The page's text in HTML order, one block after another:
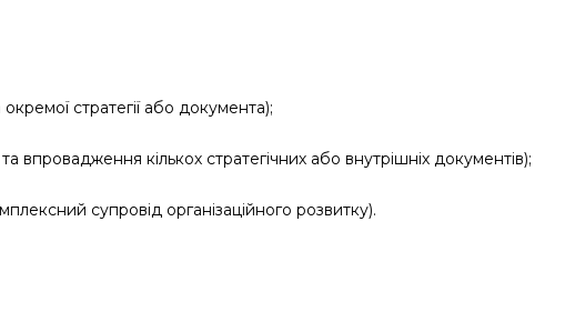
стратегії або документа);
впровадження кількох стратегічних або внутрішніх документів);
супровід організаційного розвитку).